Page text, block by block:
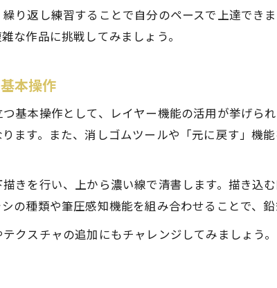
鉛筆とデジタル絵画の描写練習法の違いと特
スケッチ初心者におすすめの描写練習比較
描写練習で鉛筆とデジタルの長所を知る方法
デジタル絵画で鉛筆技法を応用するポイント
風景スケッチを豊かにするデジタルの工夫
風景スケッチ描き方とデジタルならではの工
スケッチ練習方法で風景表現を広げるポイン
デジタルスケッチやり方で風景を魅力的に描
り返し練習することで自分のペースで上達でき
な作品に挑戦してみましょう。
本操作
基本操作として、レイヤー機能の活用が挙げら
ます。また、消しゴムツールや「元に戻す」機
きを行い、上から濃い線で清書します。描き込
の種類や筆圧感知機能を組み合わせることで、
クスチャの追加にもチャレンジしてみましょう